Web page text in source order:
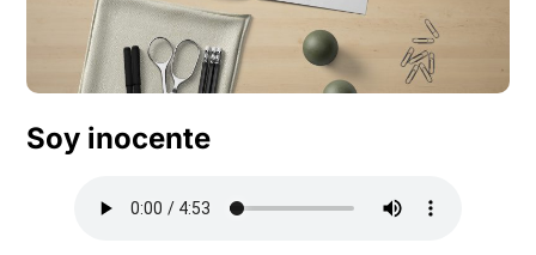
Soy inocente